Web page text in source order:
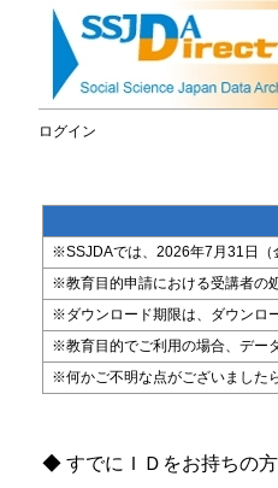
ログイン
※SSJDAでは、2026年7月31日（
※教育目的申請における受講者の
※ダウンロード期限は、ダウンロ
※教育目的でご利用の場合、デー
※何かご不明な点がございました
◆ すでにＩＤをお持ちの